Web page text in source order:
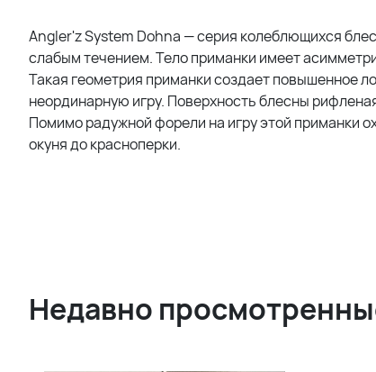
Angler'z System Dohna — серия колеблющихся
слабым течением. Тело приманки имеет
Такая геометрия приманки создает повышенное
неординарную игру. Поверхность блесны
Помимо радужной форели на игру этой приманки
окуня до красноперки.
Недавно